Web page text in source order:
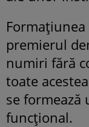
premierul
numiri fără
toate
se formează
funcțional.